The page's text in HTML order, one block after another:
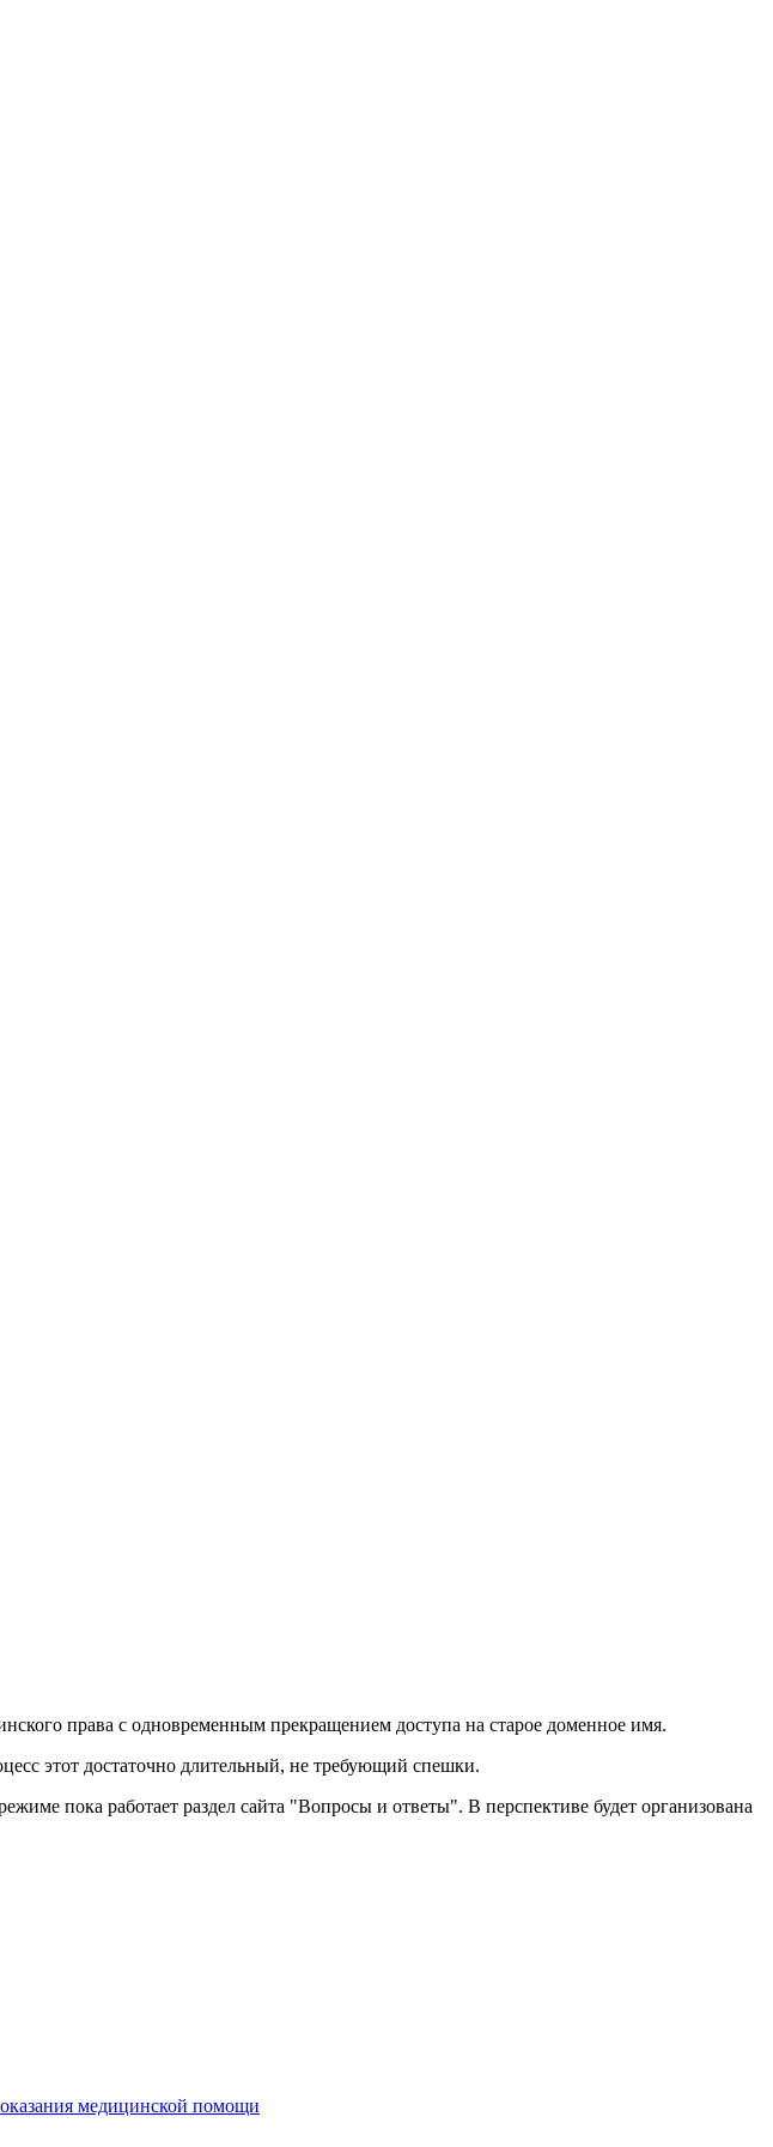
права с одновременным прекращением доступа на старое доменное имя.
этот достаточно длительный, не требующий спешки.
пока работает раздел сайта "Вопросы и ответы". В перспективе будет организована
медицинской помощи